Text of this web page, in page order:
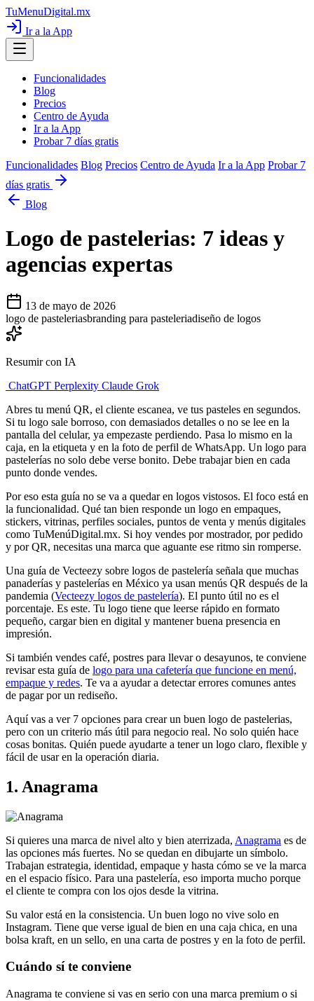
TuMenuDigital.mx
Ir a la App
Funcionalidades
Blog
Precios
Centro de Ayuda
Ir a la App
Probar 7 días gratis
Funcionalidades Blog Precios Centro de Ayuda Ir a la App Probar 7
días gratis
Blog
Logo de pastelerias: 7 ideas y
agencias expertas
13 de mayo de 2026
logo de pasteleriasbranding para pasteleriadiseño de logos
Resumir con IA
ChatGPT Perplexity Claude Grok
Abres tu menú QR, el cliente escanea, ve tus pasteles en segundos.
Si tu logo sale borroso, con demasiados detalles o no se lee en la
pantalla del celular, ya empezaste perdiendo. Pasa lo mismo en la
caja, en la etiqueta y en la foto de perfil de WhatsApp. Un logo para
pastelerías no solo debe verse bonito. Debe trabajar bien en cada
punto donde vendes.
Por eso esta guía no se va a quedar en logos vistosos. El foco está en
la funcionalidad. Qué tan bien responde un logo en empaques,
stickers, vitrinas, perfiles sociales, puntos de venta y menús digitales
como TuMenúDigital.mx. Si hoy vendes por mostrador, por pedido
y por QR, necesitas una marca que aguante ese ritmo sin romperse.
Una guía de Vecteezy sobre logos de pastelería señala que muchas
panaderías y pastelerías en México ya usan menús QR después de la
pandemia (Vecteezy logos de pastelería). El punto útil no es el
porcentaje. Es este. Tu logo tiene que leerse rápido en formato
pequeño, cargar bien en digital y mantener buena presencia en
impresión.
Si también vendes café, postres para llevar o desayunos, te conviene
revisar esta guía de logo para una cafetería que funcione en menú,
empaque y redes. Te va a ayudar a detectar errores comunes antes
de pagar por un rediseño.
Aquí vas a ver 7 opciones para crear un buen logo de pastelerias,
pero con un criterio más útil para negocio real. No solo quién hace
cosas bonitas. Quién puede ayudarte a tener un logo claro, flexible y
fácil de usar en la operación diaria.
1. Anagrama
Si quieres una marca de nivel alto y bien aterrizada, Anagrama es de
las opciones más fuertes. No se quedan en dibujarte un símbolo.
Trabajan estrategia, identidad, empaque y hasta cómo se ve la marca
en el espacio físico. Para una pastelería, eso importa mucho porque
el cliente te compra con los ojos desde la vitrina.
Su valor está en la consistencia. Un buen logo no vive solo en
Instagram. Tiene que verse igual de bien en una caja chica, en una
bolsa kraft, en un sello, en una carta de postres y en la foto de perfil.
Cuándo sí te conviene
Anagrama te conviene si vas en serio con una marca premium o si